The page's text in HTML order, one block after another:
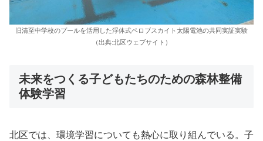
旧清至中学校のプールを活用した浮体式ペロブスカイト太陽電池の共同実証実験
（出典:北区ウェブサイト）
未来をつくる子どもたちのための森林整備
体験学習
北区では、環境学習についても熱心に取り組んでいる。子